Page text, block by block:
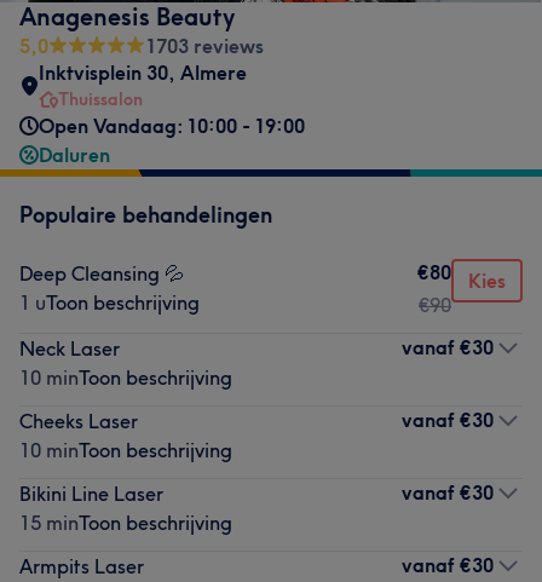
Anagenesis Beauty
5,0
1703 reviews
Inktvisplein 30, Almere
Thuissalon
Open Vandaag: 10:00 - 19:00
Daluren
Populaire behandelingen
Deep Cleansing 💦
1 uToon beschrijving
€80
€90
Kies
Neck Laser
10 minToon beschrijving
vanaf €30
Cheeks Laser
10 minToon beschrijving
vanaf €30
Bikini Line Laser
15 minToon beschrijving
vanaf €30
Armpits Laser
vanaf €30